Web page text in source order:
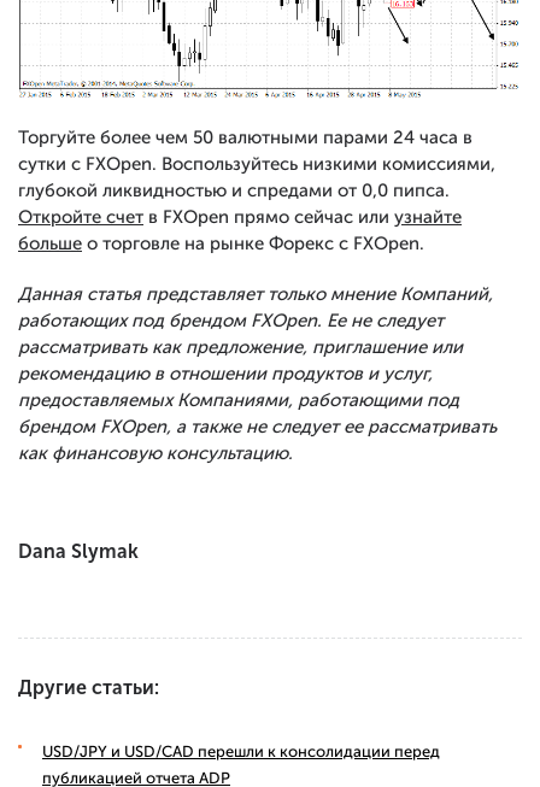
Торгуйте более чем 50 валютными парами 24 часа в
сутки с FXOpen. Воспользуйтесь низкими комиссиями,
глубокой ликвидностью и спредами от 0,0 пипса.
Откройте счет в FXOpen прямо сейчас или узнайте
больше о торговле на рынке Форекс с FXOpen.
Данная статья представляет только мнение Компаний,
работающих под брендом FXOpen. Ее не следует
рассматривать как предложение, приглашение или
рекомендацию в отношении продуктов и услуг,
предоставляемых Компаниями, работающими под
брендом FXOpen, а также не следует ее рассматривать
как финансовую консультацию.
Dana Slymak
Другие статьи:
USD/JPY и USD/CAD перешли к консолидации перед
публикацией отчета ADP